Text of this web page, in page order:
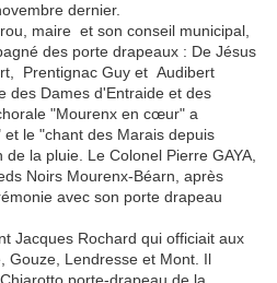
dernier.
maire et son conseil municipal,
des porte drapeaux : De Jésus
Prentignac Guy et Audibert
des Dames d'Entraide et des
"Mourenx en cœur" a
le "chant des Marais depuis
la pluie. Le Colonel Pierre GAYA,
Noirs Mourenx-Béarn, après
avec son porte drapeau
Jacques Rochard qui officiait aux
Gouze, Lendresse et Mont. Il